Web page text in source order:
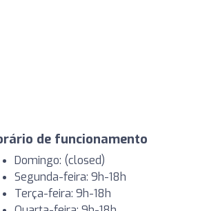
de funcionamento
Domingo: (closed)
Segunda-feira: 9h-18h
Terça-feira: 9h-18h